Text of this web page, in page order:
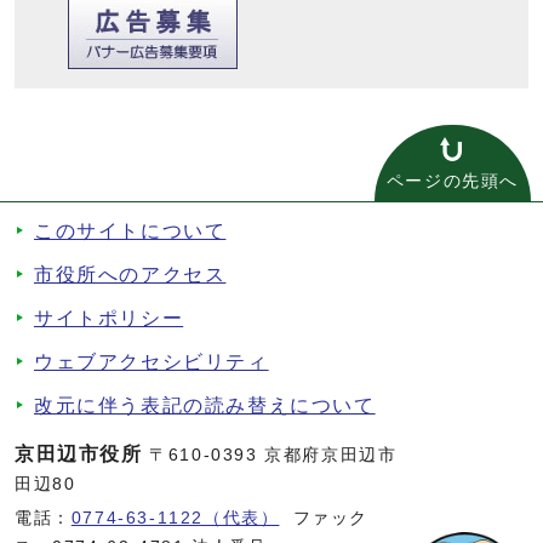
ページの先頭へ
このサイトについて
市役所へのアクセス
サイトポリシー
ウェブアクセシビリティ
改元に伴う表記の読み替えについて
京田辺市役所 〒610-0393 京都府京田辺市
田辺80
電話： 0774-63-1122（代表）
ファック